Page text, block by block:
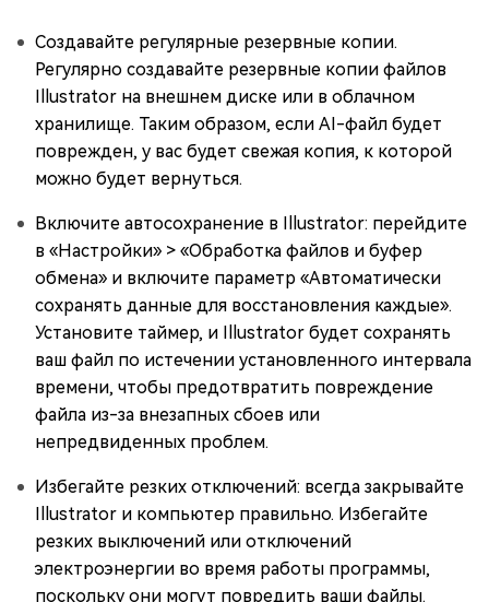
Создавайте регулярные резервные копии.
Регулярно создавайте резервные копии файлов
Illustrator на внешнем диске или в облачном
хранилище. Таким образом, если AI-файл будет
поврежден, у вас будет свежая копия, к которой
можно будет вернуться.
Включите автосохранение в Illustrator: перейдите
в «Настройки» > «Обработка файлов и буфер
обмена» и включите параметр «Автоматически
сохранять данные для восстановления каждые».
Установите таймер, и Illustrator будет сохранять
ваш файл по истечении установленного интервала
времени, чтобы предотвратить повреждение
файла из-за внезапных сбоев или
непредвиденных проблем.
Избегайте резких отключений: всегда закрывайте
Illustrator и компьютер правильно. Избегайте
резких выключений или отключений
электроэнергии во время работы программы,
поскольку они могут повредить ваши файлы.